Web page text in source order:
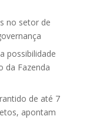
no setor de
possibilidade
da Fazenda
de até 7
apontam